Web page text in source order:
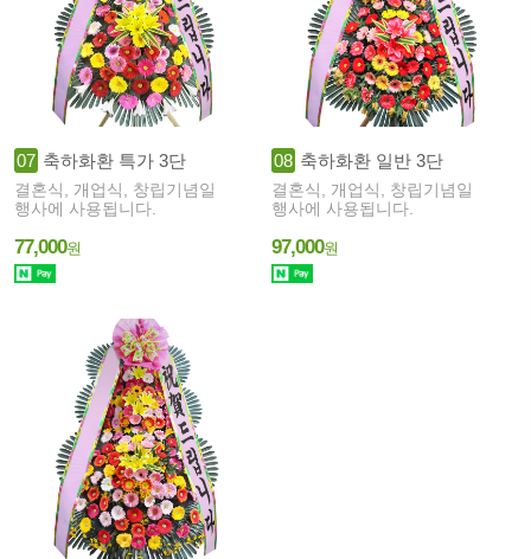
07 축하화환 특가 3단
결혼식, 개업식, 창립기념일
행사에 사용됩니다.
77,000원
08 축하화환 일반 3단
결혼식, 개업식, 창립기념일
행사에 사용됩니다.
97,000원